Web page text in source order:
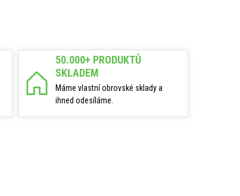
50.000+ PRODUKTŮ
SKLADEM
Máme vlastní obrovské sklady a
ihned odesíláme.